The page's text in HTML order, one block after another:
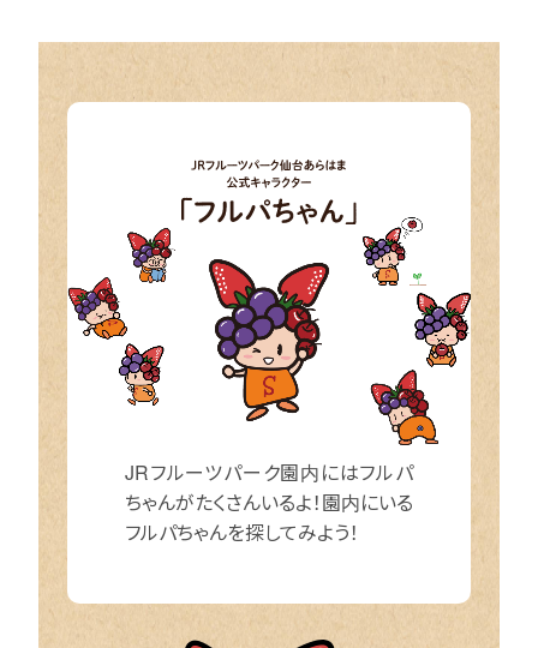
JRフルーツパーク園内にはフルパ
ちゃんがたくさんいるよ！園内にいる
フルパちゃんを探してみよう！